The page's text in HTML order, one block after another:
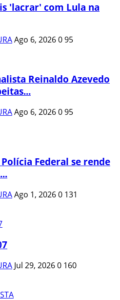
'lacrar' com Lula na
Ago 6, 2026095
Reinaldo Azevedo
Ago 6, 2026095
Polícia Federal se rende
Ago 1, 20260 131
Jul 29, 20260 160